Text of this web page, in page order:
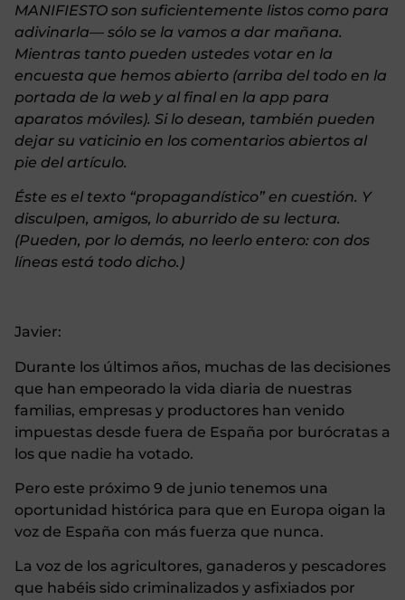
MANIFIESTO son suficientemente listos como para
adivinarla— sólo se la vamos a dar mañana.
Mientras tanto pueden ustedes votar en la
encuesta que hemos abierto (arriba del todo en la
portada de la web y al final en la app para
aparatos móviles). Si lo desean, también pueden
dejar su vaticinio en los comentarios abiertos al
pie del artículo.
Éste es el texto “propagandístico” en cuestión. Y
disculpen, amigos, lo aburrido de su lectura.
(Pueden, por lo demás, no leerlo entero: con dos
líneas está todo dicho.)
Javier:
Durante los últimos años, muchas de las decisiones
que han empeorado la vida diaria de nuestras
familias, empresas y productores han venido
impuestas desde fuera de España por burócratas a
los que nadie ha votado.
Pero este próximo 9 de junio tenemos una
oportunidad histórica para que en Europa oigan la
voz de España con más fuerza que nunca.
La voz de los agricultores, ganaderos y pescadores
que habéis sido criminalizados y asfixiados por